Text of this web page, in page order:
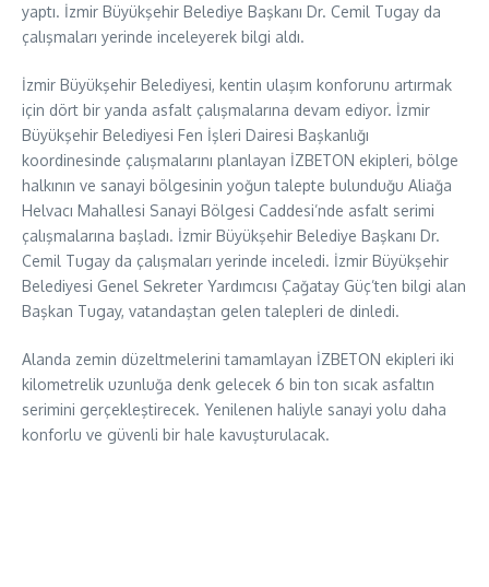
yaptı. İzmir Büyükşehir Belediye Başkanı Dr. Cemil Tugay da
çalışmaları yerinde inceleyerek bilgi aldı.
İzmir Büyükşehir Belediyesi, kentin ulaşım konforunu artırmak
için dört bir yanda asfalt çalışmalarına devam ediyor. İzmir
Büyükşehir Belediyesi Fen İşleri Dairesi Başkanlığı
koordinesinde çalışmalarını planlayan İZBETON ekipleri, bölge
halkının ve sanayi bölgesinin yoğun talepte bulunduğu Aliağa
Helvacı Mahallesi Sanayi Bölgesi Caddesi’nde asfalt serimi
çalışmalarına başladı. İzmir Büyükşehir Belediye Başkanı Dr.
Cemil Tugay da çalışmaları yerinde inceledi. İzmir Büyükşehir
Belediyesi Genel Sekreter Yardımcısı Çağatay Güç’ten bilgi alan
Başkan Tugay, vatandaştan gelen talepleri de dinledi.
Alanda zemin düzeltmelerini tamamlayan İZBETON ekipleri iki
kilometrelik uzunluğa denk gelecek 6 bin ton sıcak asfaltın
serimini gerçekleştirecek. Yenilenen haliyle sanayi yolu daha
konforlu ve güvenli bir hale kavuşturulacak.